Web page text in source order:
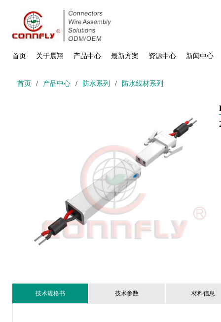
首页 关于晨翔 产品中心 最新方案 资源中心 新闻中心
首页 / 产品中心 / 防水系列 / 防水线材系列
技术规格书 技术参数 材料信息